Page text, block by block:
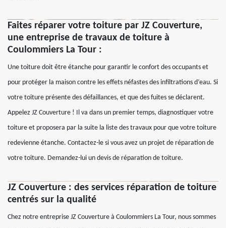
Faites réparer votre toiture par JZ Couverture,
une entreprise de travaux de toiture à
Coulommiers La Tour :
Une toiture doit être étanche pour garantir le confort des occupants et
pour protéger la maison contre les effets néfastes des infiltrations d’eau. Si
votre toiture présente des défaillances, et que des fuites se déclarent.
Appelez JZ Couverture ! Il va dans un premier temps, diagnostiquer votre
toiture et proposera par la suite la liste des travaux pour que votre toiture
redevienne étanche. Contactez-le si vous avez un projet de réparation de
votre toiture. Demandez-lui un devis de réparation de toiture.
JZ Couverture : des services réparation de toiture
centrés sur la qualité
Chez notre entreprise JZ Couverture à Coulommiers La Tour, nous sommes